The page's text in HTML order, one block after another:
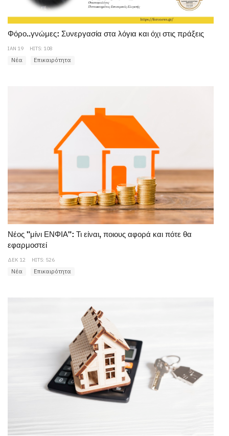
Φόρο..γνώμες: Συνεργασία στα λόγια και όχι στις πράξεις
ΙΑΝ 19 HITS: 108
Νέα Επικαιρότητα
Νέος "μίνι ΕΝΦΙΑ": Τι είναι, ποιους αφορά και πότε θα
εφαρμοστεί
ΔΕΚ 12 HITS: 526
Νέα Επικαιρότητα